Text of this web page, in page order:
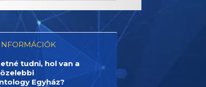
tudni, hol van a
Egyház?